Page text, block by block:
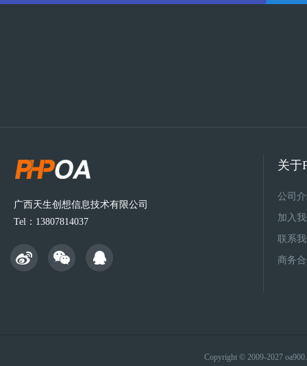
广西天生创想信息技术有限公司
Tel：13807814037
关于
公司
加入
联系
商务
Copyright © 2009-2027